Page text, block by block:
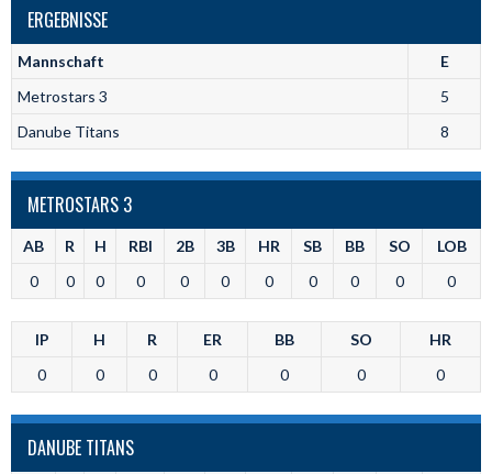
ERGEBNISSE
Mannschaft
E
Metrostars 3
5
Danube Titans
8
METROSTARS 3
AB R H RBI 2B 3B HR SB BB SO
LOB
0
0 0 0 0 0 0 0 0 0 0
IP H R ER BB SO
HR
0
0 0 0 0 0 0
DANUBE TITANS